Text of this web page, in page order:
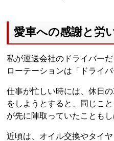
愛車への感謝と労
私が運送会社のドライバー
ローテーションは「ドライ
仕事が忙しい時には、休日
をしようとすると、同じこ
が先に陣取っていたこともし
近頃は、オイル交換やタイ